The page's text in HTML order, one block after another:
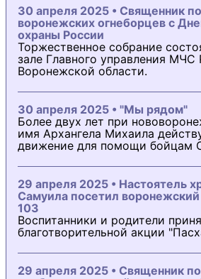
30 апреля 2025 • Священник
воронежских огнеборцев с
охраны России
Торжественное собрание
зале Главного управления МЧС
Воронежской области.
30 апреля 2025 • "Мы рядом"
Более двух лет при
имя Архангела Михаила
движение для помощи бойцам
29 апреля 2025 • Настоятель
Самуила посетил
103
Воспитанники и родители
благотворительной акции
29 апреля 2025 • Священник